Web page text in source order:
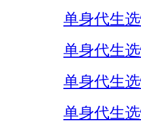
单身代生
单身代生
单身代生
单身代生